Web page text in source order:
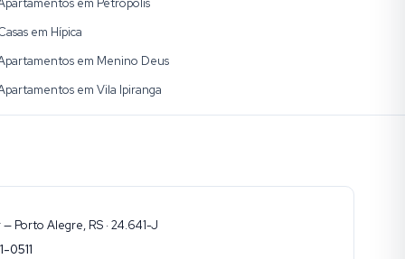
em Petrópolis
em Hípica
em Menino Deus
em Vila Ipiranga
Porto Alegre, RS · 24.641-J
0511